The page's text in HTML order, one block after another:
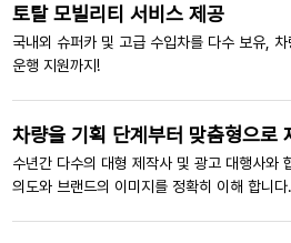
토탈 모빌리티 서비스 제공
국내외 슈퍼카 및 고급 수입차를 다수 보유,
운행 지원까지!
차량을 기획 단계부터 맞춤형으로
수년간 다수의 대형 제작사 및 광고 대행사와
의도와 브랜드의 이미지를 정확히 이해 합니다.